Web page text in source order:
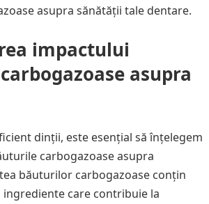
asupra sănătății tale dentare.
impactului
asupra
dinții, este esențial să înțelegem
carbogazoase asupra
băuturilor carbogazoase conțin
ingrediente care contribuie la